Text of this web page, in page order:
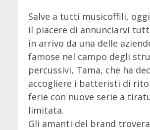
Salve a tutti musicoffili,
il piacere di annunciarvi
in arrivo da una delle
famose nel campo degli
percussivi, Tama, che ha
accogliere i batteristi di
ferie con nuove serie a
limitata.
Gli amanti del brand